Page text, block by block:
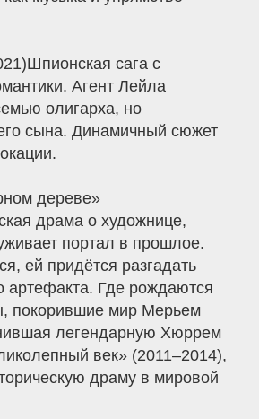
сага с
Агент Лейла
олигарха, но
сына. Динамичный сюжет
дереве»
драма о художнице,
портал в прошлое.
ей придётся разгадать
артефакта. Где рождаются
покорившие мир Мерьем
легендарную Хюррем
век» (2011–2014),
драму в мировой